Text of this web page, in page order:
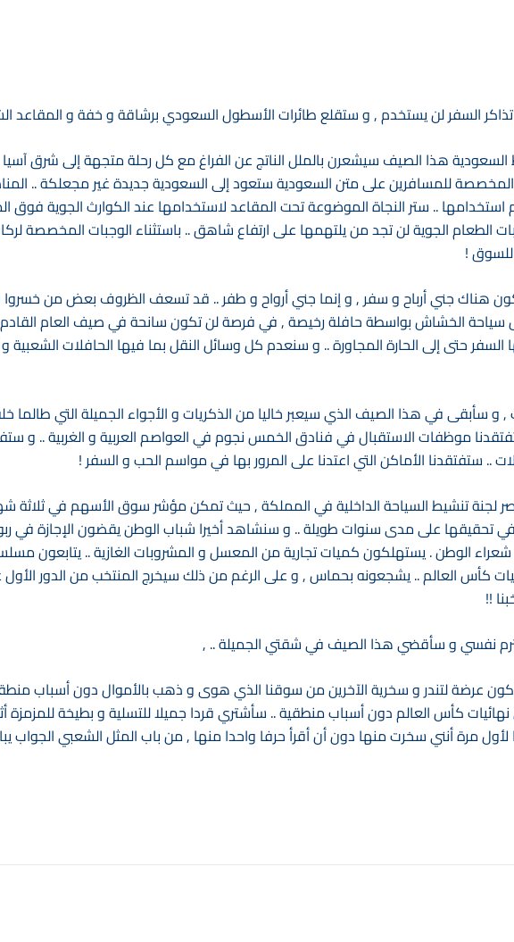
السفر لن يستخدم , و ستقلع طائرات الأسطول السعودي برشاقة و خفة و المقاعد
هذا الصيف سيشعرن بالملل الناتج عن الفراغ مع كل رحلة متجهة إلى شرق آسيا
للمسافرين على متن السعودية ستعود إلى السعودية جديدة غير مجعلكة ..
استخدامها .. ستر النجاة الموضوعة تحت المقاعد لاستخدامها عند الكوارث الجوية فوق
الطعام الجوية لن تجد من يلتهمها على ارتفاع شاهق .. باستثناء الوجبات المخصصة لركاب
للسوق !
هناك جني أرباح و سفر , و إنما جني أرواح و طفر .. قد تسعف الظروف بعض من
سياحة الخشاش بواسطة حافلة رخيصة , في فرصة لن تكون سانحة في صيف العام
السفر حتى إلى الحارة المجاورة .. و سنعدم كل وسائل النقل بما فيها الحافلات
, و سأبقى في هذا الصيف الذي سيعبر خاليا من الذكريات و الأجواء الجميلة التي طالما
موظفات الاستقبال في فنادق الخمس نجوم في العواصم العربية و الغربية .. و
.. ستفتقدنا الأماكن التي اعتدنا على المرور بها في مواسم الحب و السفر !
لجنة تنشيط السياحة الداخلية في المملكة , حيث تمكن مؤشر سوق الأسهم في
على مدى سنوات طويلة .. و سنشاهد أخيرا شباب الوطن يقضون الإجازة في
الوطن . يستهلكون كميات تجارية من المعسل و المشروبات الغازية .. يتابعون
كأس العالم .. يشجعونه بحماس , و على الرغم من ذلك سيخرج المنتخب من الدور الأول
!!
نفسي و سأقضي هذا الصيف في شقتي الجميلة .. ,
عرضة لتندر و سخرية الآخرين من سوقنا الذي هوى و ذهب بالأموال دون أسباب
كأس العالم دون أسباب منطقية .. سأشتري قردا جميلا للتسلية و بطيخة للمزمزة
مرة أنني سخرت منها دون أن أقرأ حرفا واحدا منها , من باب المثل الشعبي الجواب